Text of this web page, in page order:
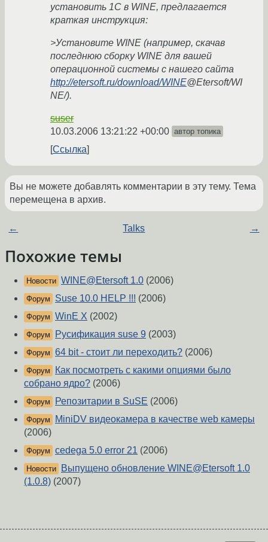
установить 1C в WINE, предлагается
краткая инструкция:
>Установите WINE (например, скачав
последнюю сборку WINE для вашей
операционной системы с нашего сайта
http://etersoft.ru/download/WINE@Etersoft/WI
NE/).
suser
10.03.2006 13:21:22 +00:00 автор топика
Ссылка
Вы не можете добавлять комментарии в эту тему. Тема
перемещена в архив.
← Talks →
Похожие темы
Новости WINE@Etersoft 1.0 (2006)
Форум Suse 10.0 HELP !!! (2006)
Форум WinE X (2002)
Форум Русификация suse 9 (2003)
Форум 64 bit - cтоит ли переходить? (2006)
Форум
Как посмотреть с какими опциями было
собрано ядро? (2006)
Форум Репозитарии в SuSE (2006)
Форум
MiniDV видеокамера в качестве web камеры
(2006)
Форум cedega 5.0 error 21 (2006)
Новости
Выпущено обновление WINE@Etersoft 1.0
(1.0.8) (2007)